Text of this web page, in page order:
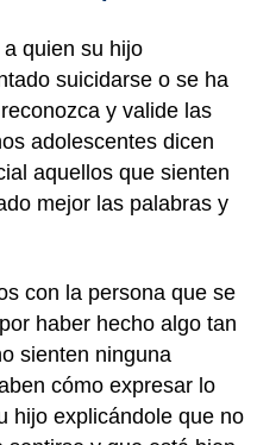
quien su hijo
suicidarse o se ha
y valide las
adolescentes dicen
aquellos que sienten
mejor las palabras y
con la persona que se
haber hecho algo tan
sienten ninguna
cómo expresar lo
hijo explicándole que no